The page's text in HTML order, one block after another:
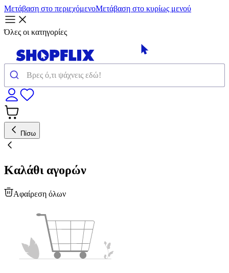
Μετάβαση στο περιεχόμενοΜετάβαση στο κυρίως μενού
Όλες οι κατηγορίες
Πίσω
Καλάθι αγορών
Αφαίρεση όλων